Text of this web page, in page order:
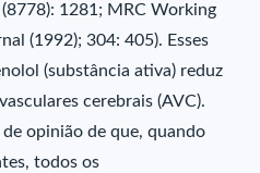
1281; MRC Working
(1992); 304: 405). Esses
(substância ativa) reduz
cerebrais (AVC).
opinião de que, quando
todos os